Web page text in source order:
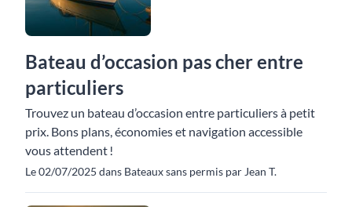
Bateau d’occasion pas cher entre
particuliers
Trouvez un bateau d’occasion entre particuliers à petit
prix. Bons plans, économies et navigation accessible
vous attendent !
Le 02/07/2025 dans Bateaux sans permis par Jean T.